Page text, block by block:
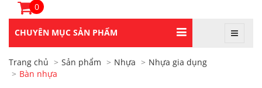
0
CHUYÊN MỤC SẢN PHẨM
Trang chủ Sản phẩm Nhựa
Nhựa gia dụng
Bàn nhựa